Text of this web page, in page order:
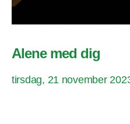
Alene med dig
tirsdag, 21 november